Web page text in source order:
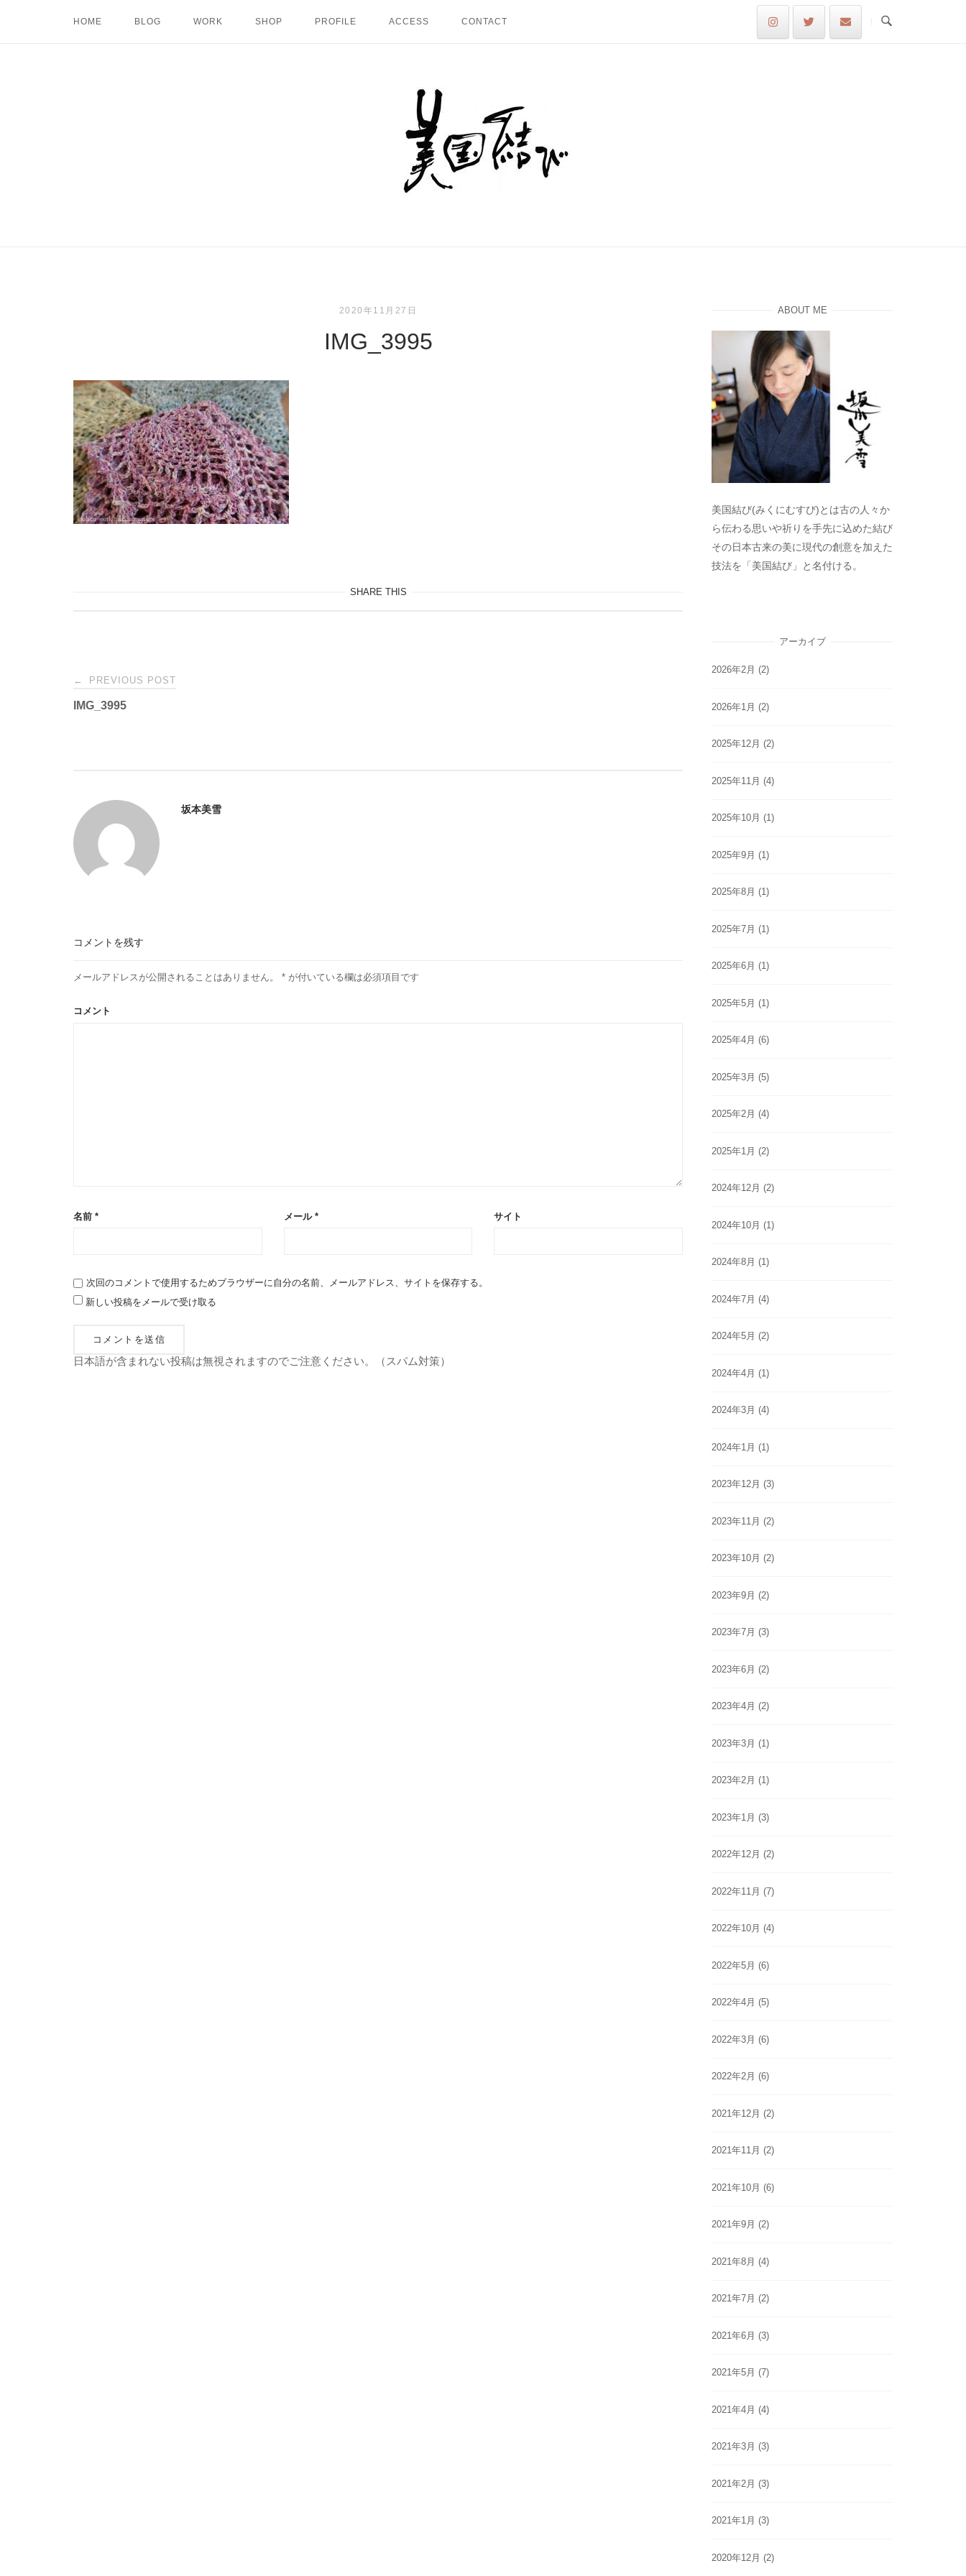
HOME BLOG WORK SHOP PROFILE ACCESS CONTACT
Home
2020年11月27日
IMG_3995
SHARE THIS
Post
navigation
← PREVIOUS POST
IMG_3995
坂本美雪
コメントを残す
メールアドレスが公開されることはありません。 * が付いている欄は必須項目です
コメント
名前 * メール * サイト
次回のコメントで使用するためブラウザーに自分の名前、メールアドレス、サイトを保存する。
新しい投稿をメールで受け取る
日本語が含まれない投稿は無視されますのでご注意ください。（スパム対策）
ABOUT ME
美国結び(みくにむすび)とは古の人々か
ら伝わる思いや祈りを手先に込めた結び
その日本古来の美に現代の創意を加えた
技法を「美国結び」と名付ける。
アーカイブ
2026年2月 (2)
2026年1月 (2)
2025年12月 (2)
2025年11月 (4)
2025年10月 (1)
2025年9月 (1)
2025年8月 (1)
2025年7月 (1)
2025年6月 (1)
2025年5月 (1)
2025年4月 (6)
2025年3月 (5)
2025年2月 (4)
2025年1月 (2)
2024年12月 (2)
2024年10月 (1)
2024年8月 (1)
2024年7月 (4)
2024年5月 (2)
2024年4月 (1)
2024年3月 (4)
2024年1月 (1)
2023年12月 (3)
2023年11月 (2)
2023年10月 (2)
2023年9月 (2)
2023年7月 (3)
2023年6月 (2)
2023年4月 (2)
2023年3月 (1)
2023年2月 (1)
2023年1月 (3)
2022年12月 (2)
2022年11月 (7)
2022年10月 (4)
2022年5月 (6)
2022年4月 (5)
2022年3月 (6)
2022年2月 (6)
2021年12月 (2)
2021年11月 (2)
2021年10月 (6)
2021年9月 (2)
2021年8月 (4)
2021年7月 (2)
2021年6月 (3)
2021年5月 (7)
2021年4月 (4)
2021年3月 (3)
2021年2月 (3)
2021年1月 (3)
2020年12月 (2)